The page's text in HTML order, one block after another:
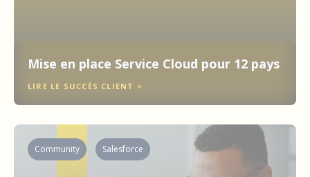
Mise en place Service Cloud pour 12 pays
LIRE LE SUCCÈS CLIENT >
Community Salesforce